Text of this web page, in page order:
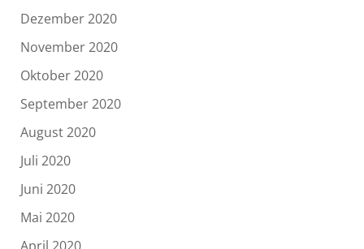
Dezember 2020
November 2020
Oktober 2020
September 2020
August 2020
Juli 2020
Juni 2020
Mai 2020